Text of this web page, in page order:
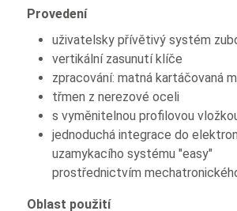
Provedení
uživatelsky přívětivý systém
vertikální zasunutí klíče
zpracování: matná kartáčovaná
třmen z nerezové oceli
s vyměnitelnou profilovou
jednoduchá integrace do
uzamykacího systému "easy"
prostřednictvím
Oblast použití